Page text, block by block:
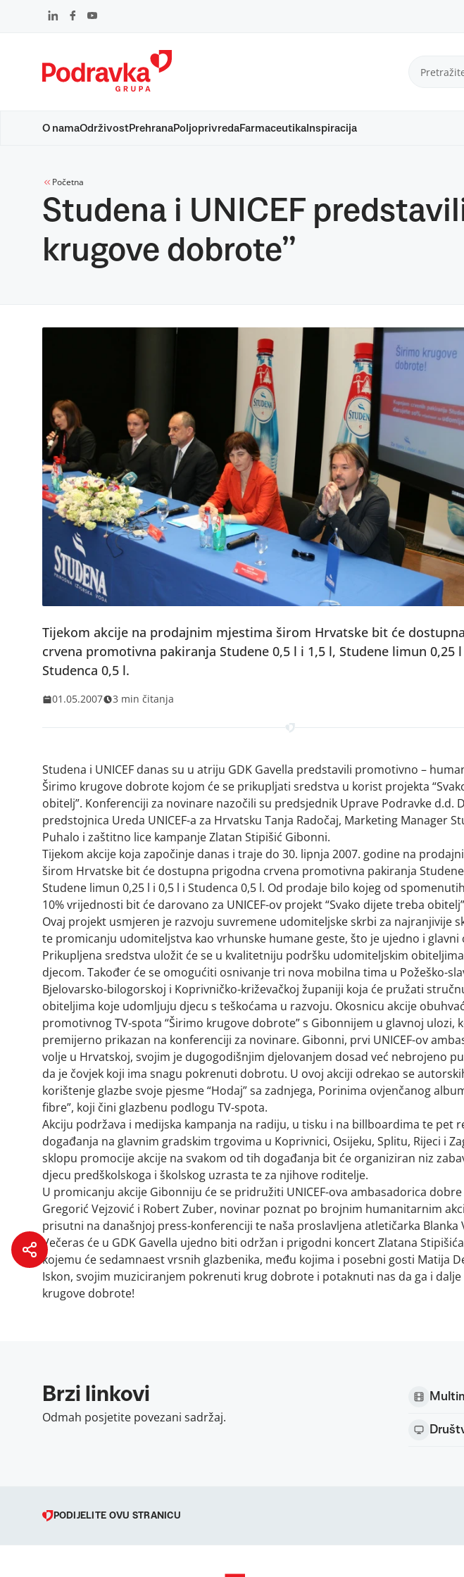
O namaOdrživostPrehranaPoljoprivredaFarmaceutikaInspiracija
Početna
Studena i UNICEF
krugove dobrote”
Tijekom akcije na prodajnim mjestima širom Hrvatske bit će
crvena promotivna pakiranja Studene 0,5 l i 1,5 l, Studene limun 0,25
Studenca 0,5 l.
01.05.2007 3 min čitanja
Studena i UNICEF danas su u atriju GDK Gavella predstavili promotivno –
Širimo krugove dobrote kojom će se prikupljati sredstva u korist projekta
obitelj”. Konferenciji za novinare nazočili su predsjednik Uprave Podravke d.d.
predstojnica Ureda UNICEF-a za Hrvatsku Tanja Radočaj, Marketing Manager
Puhalo i zaštitno lice kampanje Zlatan Stipišić Gibonni.
Tijekom akcije koja započinje danas i traje do 30. lipnja 2007. godine na
širom Hrvatske bit će dostupna prigodna crvena promotivna pakiranja Studene
Studene limun 0,25 l i 0,5 l i Studenca 0,5 l. Od prodaje bilo kojeg od
10% vrijednosti bit će darovano za UNICEF-ov projekt “Svako dijete treba
Ovaj projekt usmjeren je razvoju suvremene udomiteljske skrbi za najranjivije
te promicanju udomiteljstva kao vrhunske humane geste, što je ujedno i glavni
Prikupljena sredstva uložit će se u kvalitetniju podršku udomiteljskim
djecom. Također će se omogućiti osnivanje tri nova mobilna tima u Požeško-
Bjelovarsko-bilogorskoj i Koprivničko-križevačkoj županiji koja će pružati
obiteljima koje udomljuju djecu s teškoćama u razvoju. Okosnicu akcije
promotivnog TV-spota “Širimo krugove dobrote” s Gibonnijem u glavnoj ulozi,
premijerno prikazan na konferenciji za novinare. Gibonni, prvi UNICEF-ov
volje u Hrvatskoj, svojim je dugogodišnjim djelovanjem dosad već nebrojeno
da je čovjek koji ima snagu pokrenuti dobrotu. U ovoj akciji odrekao se
korištenje glazbe svoje pjesme “Hodaj” sa zadnjega, Porinima ovjenčanog
fibre”, koji čini glazbenu podlogu TV-spota.
Akciju podržava i medijska kampanja na radiju, u tisku i na billboardima te pet
događanja na glavnim gradskim trgovima u Koprivnici, Osijeku, Splitu, Rijeci i
sklopu promocije akcije na svakom od tih događanja bit će organiziran niz
djecu predškolskoga i školskog uzrasta te za njihove roditelje.
U promicanju akcije Gibonniju će se pridružiti UNICEF-ova ambasadorica
Gregorić Vejzović i Robert Zuber, novinar poznat po brojnim humanitarnim
prisutni na današnjoj press-konferenciji te naša proslavljena atletičarka Blanka
Večeras će u GDK Gavella ujedno biti održan i prigodni koncert Zlatana
kojemu će sedamnaest vrsnih glazbenika, među kojima i posebni gosti Matija
Iskon, svojim muziciranjem pokrenuti krug dobrote i potaknuti nas da ga i
krugove dobrote!
Brzi linkovi
Odmah posjetite povezani sadržaj.
PODIJELITE OVU STRANICU